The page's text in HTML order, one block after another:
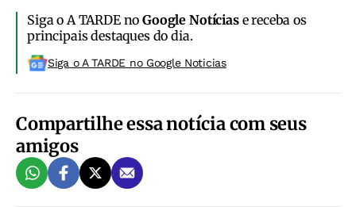
Siga o A TARDE noGoogle Notíciase receba os
principais destaques do dia.
Siga o A TARDE no Google Noticias
Compartilhe essa notícia com seus
amigos